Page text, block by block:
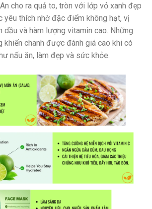
cho ra quả to, tròn với lớp vỏ xanh đẹp
thích nhờ đặc điểm không hạt, vị
dầu và hàm lượng vitamin cao. Những
khiến chanh được đánh giá cao khi có
nấu ăn, làm đẹp và sức khỏe.